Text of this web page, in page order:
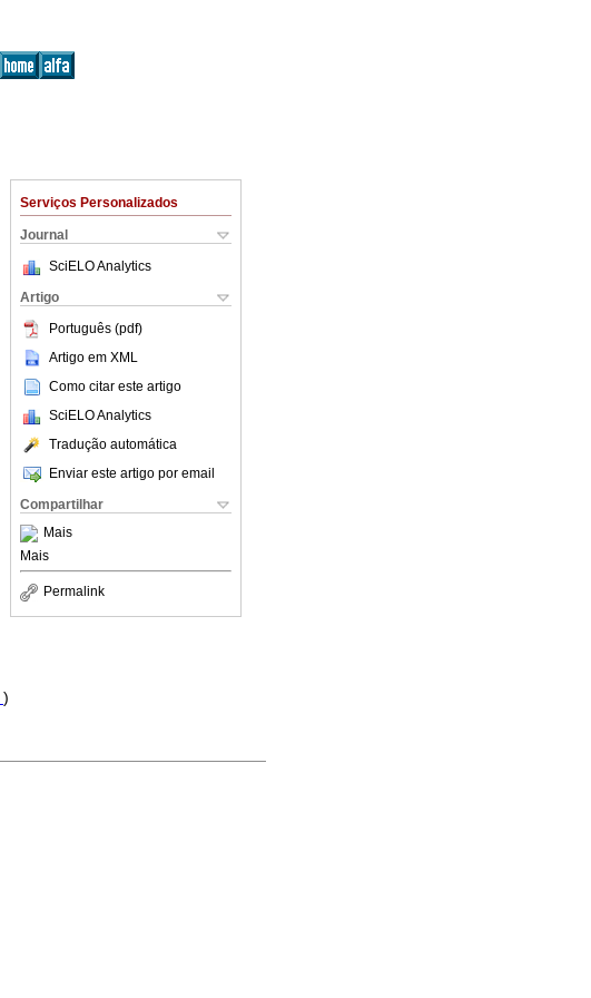
Serviços Personalizados
Journal
SciELO Analytics
Artigo
Português (pdf)
Artigo em XML
Como citar este artigo
SciELO Analytics
Tradução automática
Enviar este artigo por email
Compartilhar
Mais
Mais
Permalink
)